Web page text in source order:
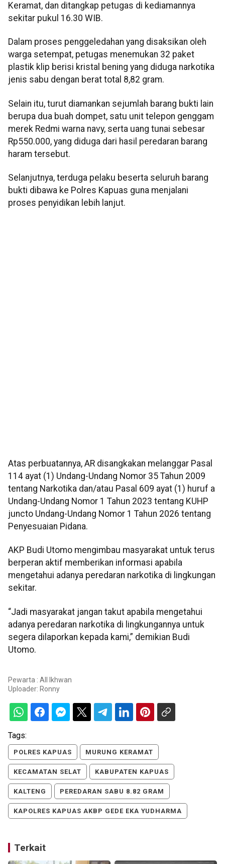
Keramat, dan ditangkap petugas di kediamannya
sekitar pukul 16.30 WIB.
Dalam proses penggeledahan yang disaksikan oleh
warga setempat, petugas menemukan 32 paket
plastik klip berisi kristal bening yang diduga narkotika
jenis sabu dengan berat total 8,82 gram.
Selain itu, turut diamankan sejumlah barang bukti lain
berupa dua buah dompet, satu unit telepon genggam
merek Redmi warna navy, serta uang tunai sebesar
Rp550.000, yang diduga dari hasil peredaran barang
haram tersebut.
Selanjutnya, terduga pelaku beserta seluruh barang
bukti dibawa ke Polres Kapuas guna menjalani
proses penyidikan lebih lanjut.
Atas perbuatannya, AR disangkakan melanggar Pasal
114 ayat (1) Undang-Undang Nomor 35 Tahun 2009
tentang Narkotika dan/atau Pasal 609 ayat (1) huruf a
Undang-Undang Nomor 1 Tahun 2023 tentang KUHP
juncto Undang-Undang Nomor 1 Tahun 2026 tentang
Penyesuaian Pidana.
AKP Budi Utomo mengimbau masyarakat untuk terus
berperan aktif memberikan informasi apabila
mengetahui adanya peredaran narkotika di lingkungan
sekitar.
“Jadi masyarakat jangan takut apabila mengetahui
adanya peredaran narkotika di lingkungannya untuk
segera dilaporkan kepada kami,” demikian Budi
Utomo.
Pewarta : All Ikhwan
Uploader: Ronny
Tags:
POLRES KAPUAS MURUNG KERAMAT
KECAMATAN SELAT KABUPATEN KAPUAS
KALTENG PEREDARAN SABU 8.82 GRAM
KAPOLRES KAPUAS AKBP GEDE EKA YUDHARMA
Terkait